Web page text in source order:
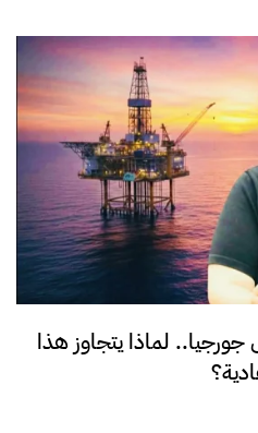
جورجيا.. لماذا يتجاوز هذا